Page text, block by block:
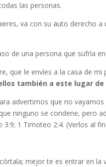
las personas.
va con su auto derecho
de una persona que sufría
que le envíes a la casa de
también a este lugar de
advertirnos que no
ninguno se condene, pero
3:9; 1 Timoteo 2:4. (Verlos al
mejor te es entrar en